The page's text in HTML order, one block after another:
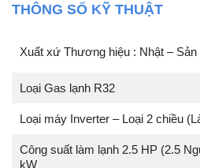
THÔNG SỐ KỸ THUẬT
Xuất xứ Thương hiệu : Nhật –
Loại Gas lạnh R32
Loại máy Inverter – Loại 2 chiều
Công suất làm lạnh 2.5 HP (2.5
kW